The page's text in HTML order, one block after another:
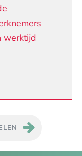
werktijd